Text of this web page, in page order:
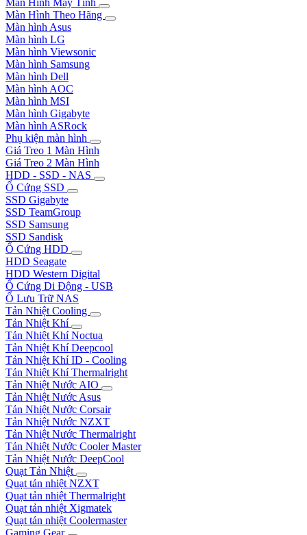
Màn Hình Máy Tính
Màn Hình Theo Hãng
Màn hình Asus
Màn hình LG
Màn hình Viewsonic
Màn hình Samsung
Màn hình Dell
Màn hình AOC
Màn hình MSI
Màn hình Gigabyte
Màn hình ASRock
Phụ kiện màn hình
Giá Treo 1 Màn Hình
Giá Treo 2 Màn Hình
HDD - SSD - NAS
Ổ Cứng SSD
SSD Gigabyte
SSD TeamGroup
SSD Samsung
SSD Sandisk
Ổ Cứng HDD
HDD Seagate
HDD Western Digital
Ổ Cứng Di Động - USB
Ổ Lưu Trữ NAS
Tản Nhiệt Cooling
Tản Nhiệt Khí
Tản Nhiệt Khí Noctua
Tản Nhiệt Khí Deepcool
Tản Nhiệt Khí ID - Cooling
Tản Nhiệt Khí Thermalright
Tản Nhiệt Nước AIO
Tản Nhiệt Nước Asus
Tản Nhiệt Nước Corsair
Tản Nhiệt Nước NZXT
Tản Nhiệt Nước Thermalright
Tản Nhiệt Nước Cooler Master
Tản Nhiệt Nước DeepCool
Quạt Tản Nhiệt
Quạt tản nhiệt NZXT
Quạt tản nhiệt Thermalright
Quạt tản nhiệt Xigmatek
Quạt tản nhiệt Coolermaster